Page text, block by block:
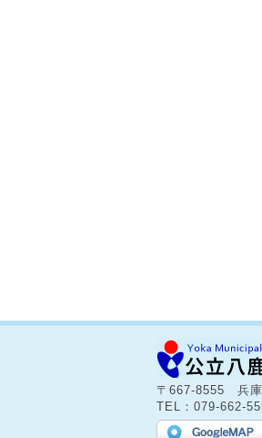
〒667-8555 兵庫
TEL：079-662-